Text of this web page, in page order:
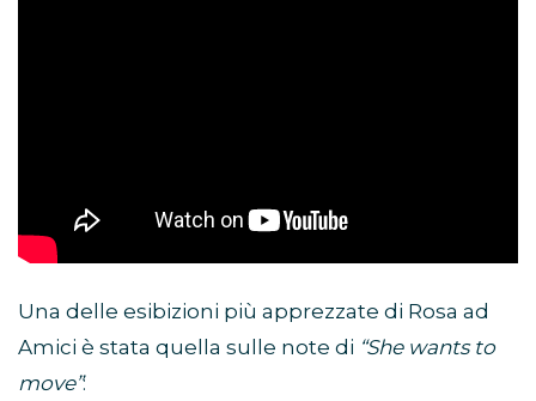
Una delle esibizioni più apprezzate di Rosa ad
Amici è stata quella sulle note di “She wants to
move”: